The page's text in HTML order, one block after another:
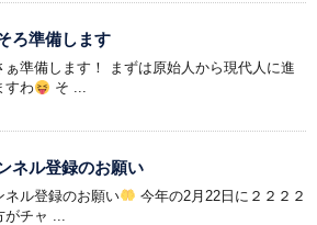
ろ準備します
ぁ準備します！ まずは原始人から現代人に進
すわ
そ ...
ネル登録のお願い
ネル登録のお願い
今年の2月22日に２２２２
がチャ ...